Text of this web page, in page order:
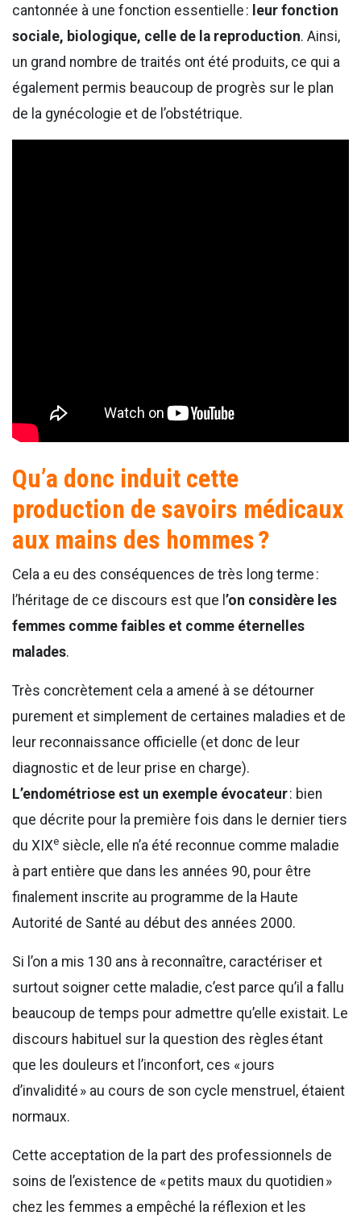
cantonnée à une fonction essentielle : leur fonction
sociale, biologique, celle de la reproduction. Ainsi,
un grand nombre de traités ont été produits, ce qui a
également permis beaucoup de progrès sur le plan
de la gynécologie et de l’obstétrique.
Qu’a donc induit cette
production de savoirs médicaux
aux mains des hommes ?
Cela a eu des conséquences de très long terme :
l’héritage de ce discours est que l ’on considère les
femmes comme faibles et comme éternelles
malades.
Très concrètement cela a amené à se détourner
purement et simplement de certaines maladies et de
leur reconnaissance officielle (et donc de leur
diagnostic et de leur prise en charge).
L’endométriose est un exemple évocateur: bien
que décrite pour la première fois dans le dernier tiers
du XIXe siècle, elle n’a été reconnue comme maladie
à part entière que dans les années 90, pour être
finalement inscrite au programme de la Haute
Autorité de Santé au début des années 2000.
Si l’on a mis 130 ans à reconnaître, caractériser et
surtout soigner cette maladie, c’est parce qu’il a fallu
beaucoup de temps pour admettre qu’elle existait. Le
discours habituel sur la question des règles étant
que les douleurs et l’inconfort, ces « jours
d’invalidité » au cours de son cycle menstruel, étaient
normaux.
Cette acceptation de la part des professionnels de
soins de l’existence de « petits maux du quotidien »
chez les femmes a empêché la réflexion et les